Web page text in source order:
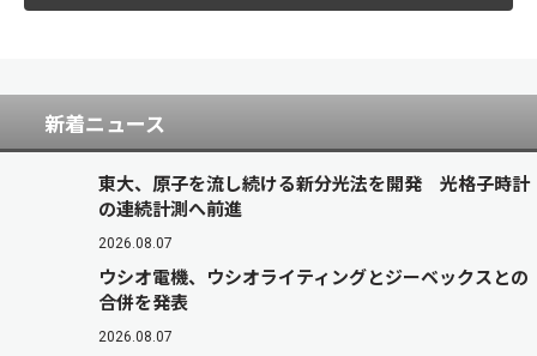
新着ニュース
東大、原子を流し続ける新分光法を開発 光格子時計
の連続計測へ前進
2026.08.07
ウシオ電機、ウシオライティングとジーベックスとの
合併を発表
2026.08.07